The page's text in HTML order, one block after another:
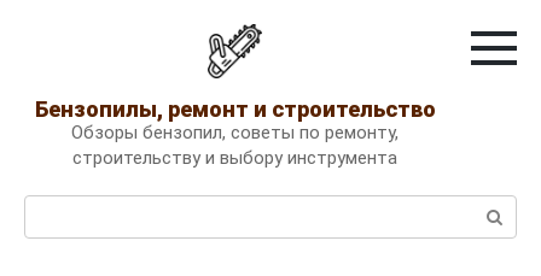
Бензопилы, ремонт и строительство
Обзоры бензопил, советы по ремонту,
строительству и выбору инструмента